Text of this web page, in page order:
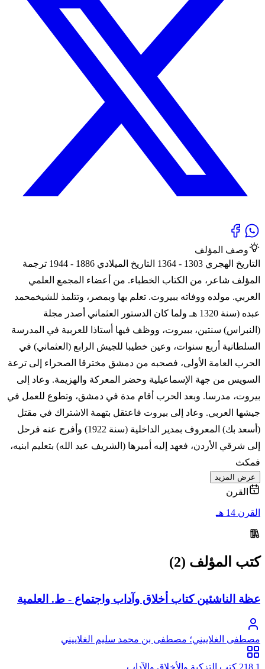
وصف المؤلف
التاريخ الهجري 1303 - 1364 التاريخ الميلادي 1886 - 1944 ترجمة
المؤلف شاعر، من الكتاب الخطباء. من أعضاء المجمع العلمي
العربي. مولده ووفاته ببيروت. تعلم بها وبمصر، وتتلمذ للشيخمحمد
عبده (سنة 1320 هـ ولما كان الدستور العثماني أصدر مجلة
(النبراس) سنتين، ببيروت، ووظف فيها أستاذا للعربية في المدرسة
السلطانية أربع سنوات، وعين خطيبا للجيش الرابع (العثماني) في
الحرب العامة الأولى، فصحبه من دمشق مخترقا الصحراء إلى ترعة
السويس من جهة الإسماعيلية وحضر المعركة والهزيمة. وعاد إلى
بيروت، مدرسا. وبعد الحرب أقام مدة في دمشق، وتطوع للعمل في
جيشها العربي. وعاد إلى بيروت فاعتقل بتهمة الاشتراك في مقتل
(أسعد بك) المعروف بمدير الداخلية (سنة 1922) وأفرج عنه فرحل
إلى شرقي الأردن، فعهد إليه أميرها (الشريف عبد الله) بتعليم ابنيه،
فمكث
عرض المزيد
القرن
القرن 14 هـ
كتب المؤلف (2)
عظة الناشئين كتاب أخلاق وآداب واجتماع - ط. العلمية
مصطفى الغلاييني؛ مصطفى بن محمد سليم الغلاييني